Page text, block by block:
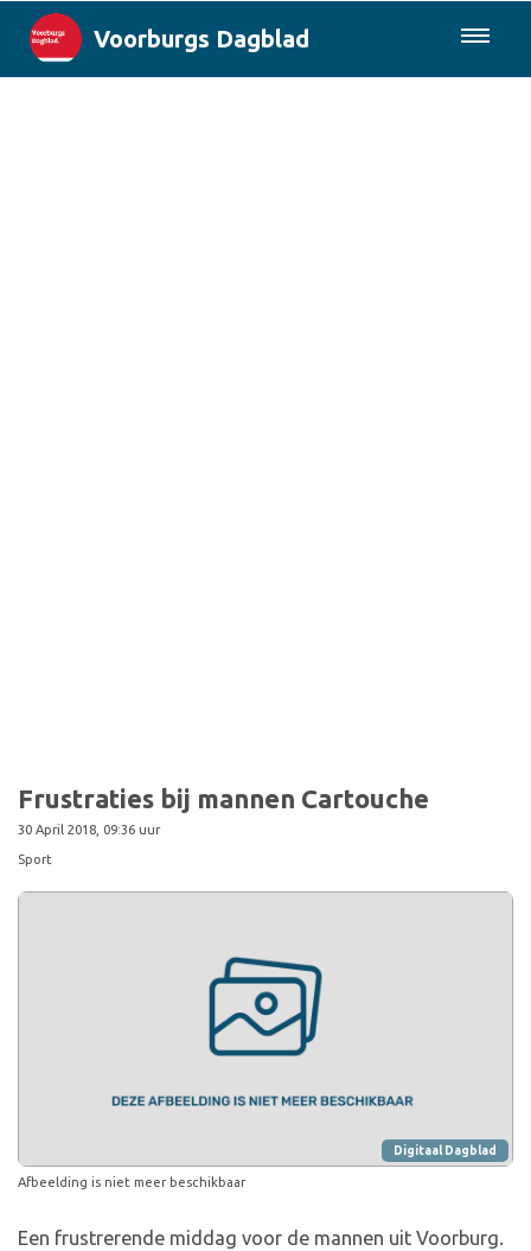
Voorburgs Dagblad
Frustraties bij mannen Cartouche
30 April 2018, 09:36 uur
Sport
Digitaal Dagblad
Afbeelding is niet meer beschikbaar
Een frustrerende middag voor de mannen uit Voorburg.